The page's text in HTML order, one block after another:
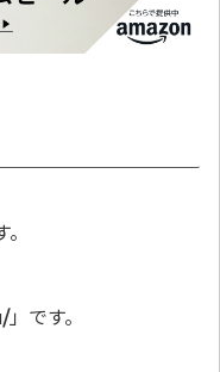
」です。